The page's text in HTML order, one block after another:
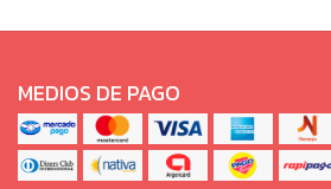
MEDIOS DE PAGO